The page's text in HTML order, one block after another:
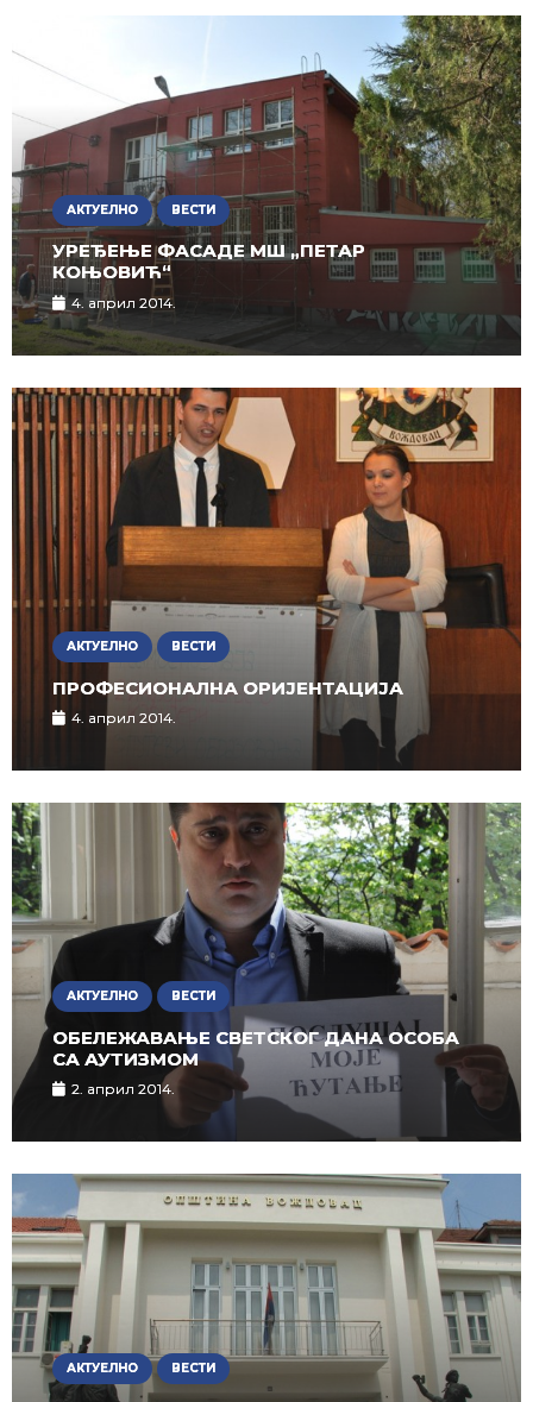
АКТУЕЛНО ВЕСТИ
УРЕЂЕЊЕ ФАСАДЕ МШ „ПЕТАР
КОЊОВИЋ“
4. април 2014.
АКТУЕЛНО ВЕСТИ
ПРОФЕСИОНАЛНА ОРИЈЕНТАЦИЈА
4. април 2014.
АКТУЕЛНО ВЕСТИ
ОБЕЛЕЖАВАЊЕ СВЕТСКОГ ДАНА ОСОБА
СА АУТИЗМОМ
2. април 2014.
АКТУЕЛНО ВЕСТИ